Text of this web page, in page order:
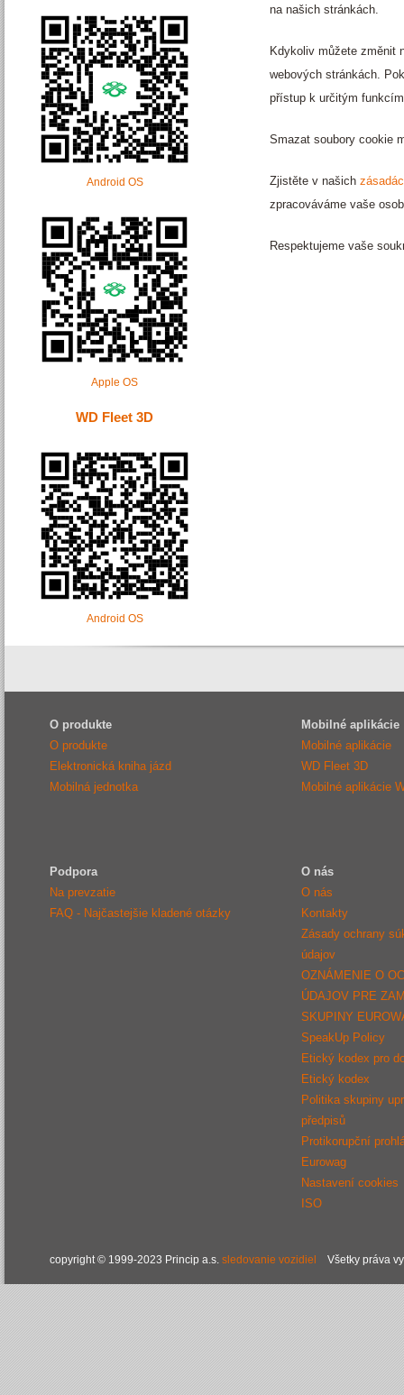
Android OS
Apple OS
WD Fleet 3D
Android OS
na našich stránkách.
Kdykoliv můžete změnit
webových stránkách.
přístup k určitým
Smazat soubory cookie
Zjistěte v našich
zpracováváme vaše
Respektujeme vaše
O produkte
O produkte
Elektronická kniha jázd
Mobilná jednotka
Mobilné aplikácie
Mobilné aplikácie
WD Fleet 3D
Mobilné aplikácie
Podpora
Na prevzatie
FAQ - Najčastejšie kladené otázky
O nás
O nás
Kontakty
Zásady ochrany
údajov
OZNÁMENIE O
ÚDAJOV PRE
SKUPINY
SpeakUp Policy
Etický kodex pro
Etický kodex
Politika skupiny
předpisů
Protikorupční
Eurowag
Nastavení cookies
ISO
copyright © 1999-2023 Princip a.s. sledovanie vozidiel Všetky práva